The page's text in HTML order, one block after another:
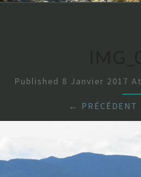
Published 8 Janvier 2017 At
← PRÉCÉDENT